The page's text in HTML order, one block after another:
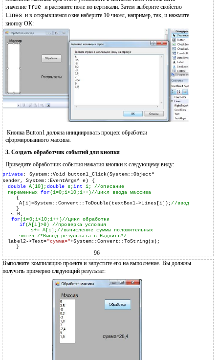
значениеTrue и растяните поле по вертикали. Затем выберите свойство
Lines и в открывшемся окне наберите 10 чисел, например, так, и нажмите
кнопку ОК:
Кнопка Button1 должна инициировать процесс обработки
сформированного массива.
3. Создать обработчик событий для кнопки
Приведите обработчик события нажатия кнопки к следующему виду:
private: System::Void button1_Click(System::Object^
sender, System::EventArgs^ e) {
double A[10]; double s;int i;//описание
переменныхfor(i=0;i<10;i++)//цикл ввода массива
{
A[i]=System::Convert::ToDouble(textBox1->Lines[i]);//ввод
}
s=0;
for(i=0;i<10;i++)//цикл обработки
if(A[i]>0)//проверка условия
s+= A[i];//вычисление суммы положительных
чисел /*Вывод результата в Надпись*/
label2->Text="сумма="+System::Convert::ToString(s);
}
96
Выполните компиляцию проекта и запустите его на выполнение. Вы должны
получить примерно следующий результат: